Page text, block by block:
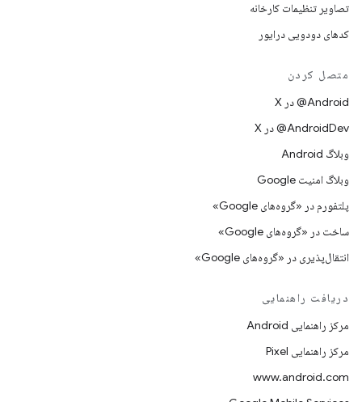
تصاویر تنظیمات کارخانه
کدهای دودویی درایور
متصل کردن
‫‎@Android در X
‫‎@AndroidDev در X
وبلاگ Android
وبلاگ امنیت Google
پلتفورم در «گروه‌های Google»
ساخت در «گروه‌های Google»
انتقال‌پذیری در «گروه‌های Google»
دریافت راهنمایی
مرکز راهنمایی Android
مرکز راهنمایی Pixel
www.android.com